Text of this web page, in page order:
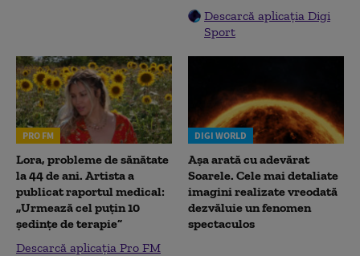
Descarcă aplicația Digi
Sport
PRO FM
Lora, probleme de sănătate
la 44 de ani. Artista a
publicat raportul medical:
„Urmează cel puțin 10
ședințe de terapie”
Descarcă aplicația Pro FM
DIGI WORLD
Așa arată cu adevărat
Soarele. Cele mai detaliate
imagini realizate vreodată
dezvăluie un fenomen
spectaculos